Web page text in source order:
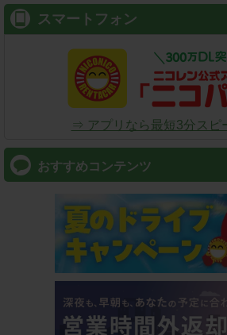
スマートフォン
⇒ アプリなら最短3分スピ
おすすめコンテンツ